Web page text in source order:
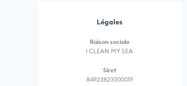
Légales
Raison sociale
I CLEAN MY SEA
Siret
84923823300019